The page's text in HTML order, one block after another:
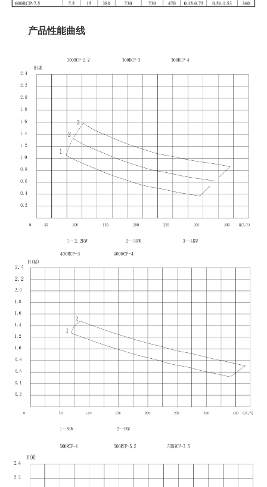
产品性能曲线